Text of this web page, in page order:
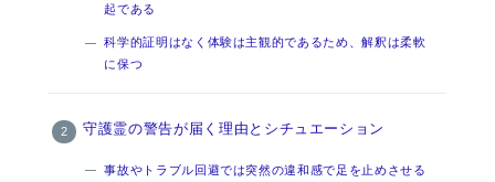
起である
科学的証明はなく体験は主観的であるため、解釈は柔軟
に保つ
守護霊の警告が届く理由とシチュエーション
事故やトラブル回避では突然の違和感で足を止めさせる